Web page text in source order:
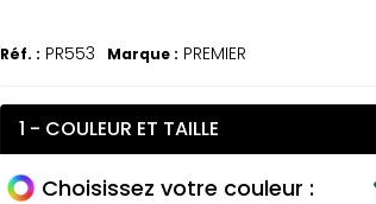
Réf. : PR553 Marque : PREMIER
1 - COULEUR ET TAILLE
Choisissez votre couleur :